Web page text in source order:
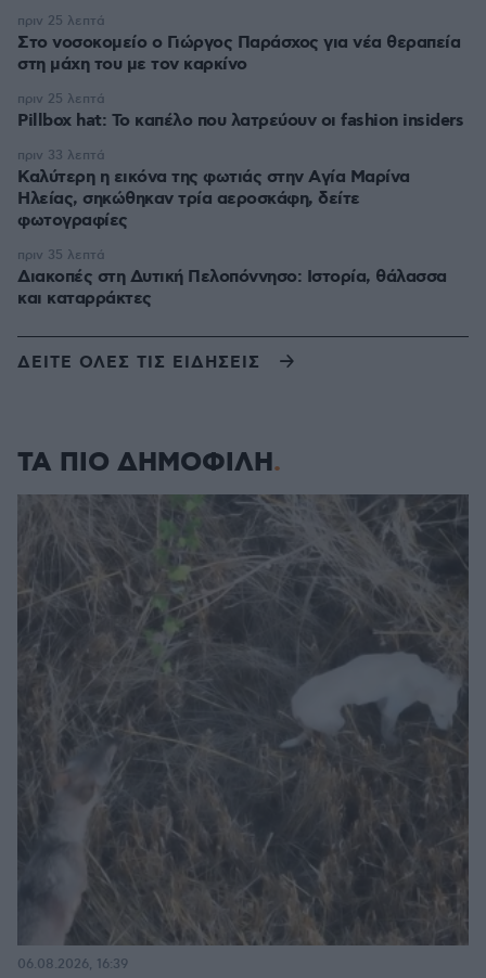
Στο νοσοκομείο ο Γιώργος Παράσχος για νέα θεραπεία
στη μάχη του με τον καρκίνο
πριν 25 λεπτά
Pillbox hat: Το καπέλο που λατρεύουν οι fashion insiders
πριν 25 λεπτά
Καλύτερη η εικόνα της φωτιάς στην Aγία Μαρίνα
Ηλείας, σηκώθηκαν τρία αεροσκάφη, δείτε
φωτογραφίες
πριν 33 λεπτά
Διακοπές στη Δυτική Πελοπόννησο: Ιστορία, θάλασσα
και καταρράκτες
πριν 35 λεπτά
ΔΕΙΤΕ ΟΛΕΣ ΤΙΣ ΕΙΔΗΣΕΙΣ
ΤΑ ΠΙΟ ΔΗΜΟΦΙΛΗ
06.08.2026, 16:39